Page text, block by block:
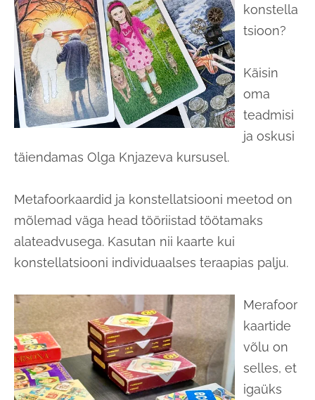
konstella
tsioon?
Käisin
oma
teadmisi
ja oskusi
täiendamas Olga Knjazeva kursusel.
Metafoorkaardid ja konstellatsiooni meetod on
mõlemad väga head tööriistad töötamaks
alateadvusega. Kasutan nii kaarte kui
konstellatsiooni individuaalses teraapias palju.
Merafoor
kaartide
võlu on
selles, et
igaüks